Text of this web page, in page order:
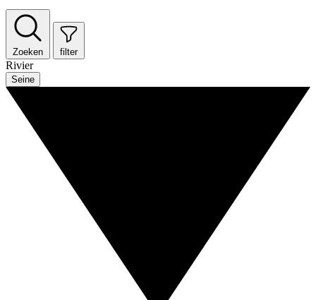
Zoeken filter
Rivier
Seine